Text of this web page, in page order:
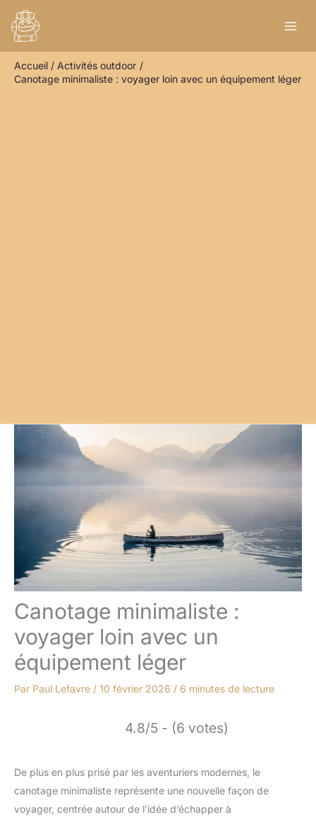
contenu
Accueil
Activités outdoor
Canotage minimaliste : voyager loin avec un équipement léger
Canotage minimaliste :
voyager loin avec un
équipement léger
Par Paul Lefavre / 10 février 2026 / 6 minutes de lecture
4.8/5 - (6 votes)
De plus en plus prisé par les aventuriers modernes, le
canotage minimaliste représente une nouvelle façon de
voyager, centrée autour de l’idée d’échapper à
e
h